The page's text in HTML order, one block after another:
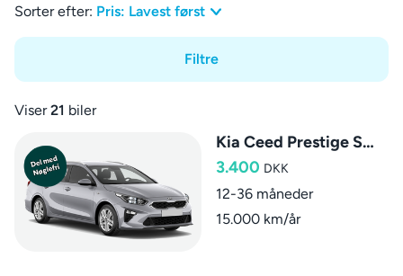
Sorter efter: Pris: Lavest først
Filtre
Viser21 biler
Kia Ceed Prestige SW aut.
3.400 DKK
12-36 måneder
15.000 km/år